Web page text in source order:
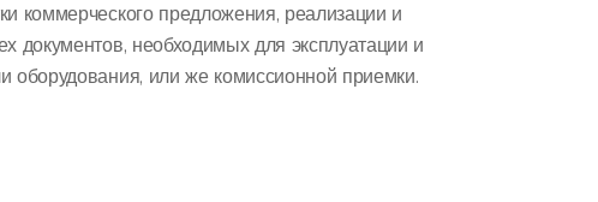
коммерческого предложения, реализации и
документов, необходимых для эксплуатации и
оборудования, или же комиссионной приемки.